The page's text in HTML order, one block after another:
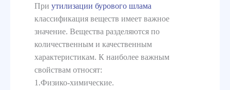
При утилизации бурового шлама
классификация веществ имеет важное
значение. Вещества разделяются по
количественным и качественным
характеристикам. К наиболее важным
свойствам относят:
1.Физико-химические.